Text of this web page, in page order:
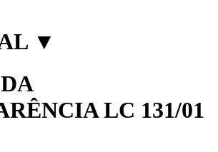
▼
LC 131/01